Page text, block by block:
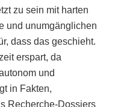
zu sein mit harten
und unumgänglichen
dass das geschieht.
erspart, da
und
in Fakten,
Recherche-Dossiers